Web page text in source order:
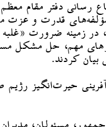
رسانی دفتر مقام
قدرت و عزت
در زمینه ضرورت
مهم، حل مشکل
کردند.
حیرت‌انگیز